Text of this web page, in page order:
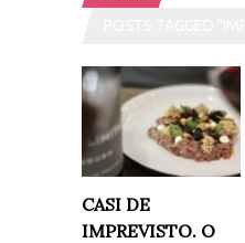
CASI DE
IMPREVISTO. O